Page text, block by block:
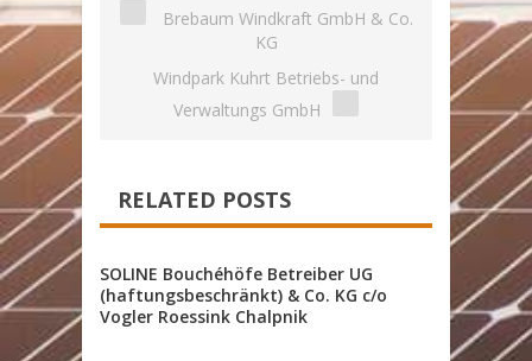
Verpflichtungen
Brebaum Windkraft GmbH & Co.
KG
Windpark Kuhrt Betriebs- und
Verwaltungs GmbH
RELATED POSTS
SOLINE Bouchéhöfe Betreiber UG
(haftungsbeschränkt) & Co. KG c/o
Vogler Roessink Chalpnik